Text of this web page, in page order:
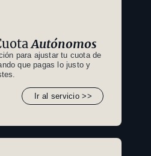
Autónomos
para ajustar tu cuota de
que pagas lo justo y
Ir al servicio >>